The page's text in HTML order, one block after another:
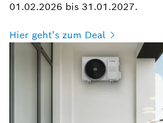
01.02.2026 bis 31.01.2027.
Hier geht’s zum Deal